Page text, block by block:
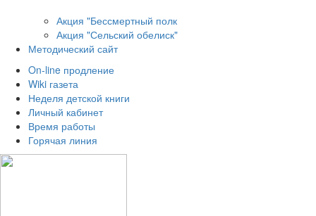
Акция "Бессмертный полк
Акция "Сельский обелиск"
Методический сайт
On-line продление
Wiki газета
Неделя детской книги
Личный кабинет
Время работы
Горячая линия